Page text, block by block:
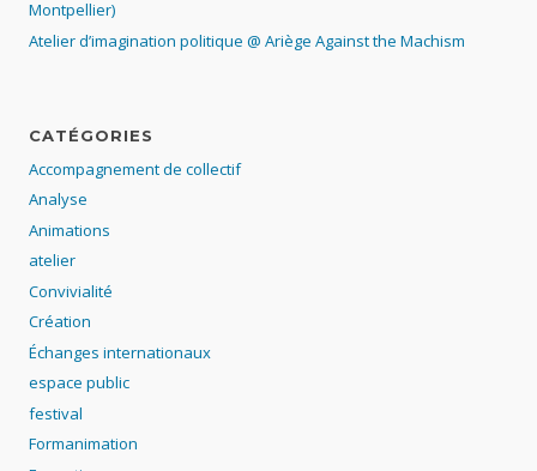
Montpellier)
Atelier d’imagination politique @ Ariège Against the Machism
CATÉGORIES
Accompagnement de collectif
Analyse
Animations
atelier
Convivialité
Création
Échanges internationaux
espace public
festival
Formanimation